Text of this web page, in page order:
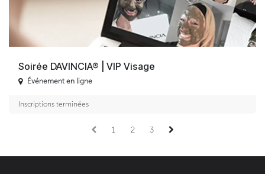
Soirée DAVINCIA® | VIP Visage
Événement en ligne
Inscriptions terminées
1 2 3